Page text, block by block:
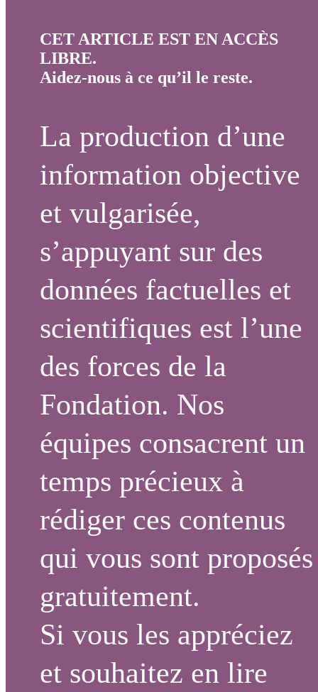
CET ARTICLE EST EN ACCÈS
LIBRE.
Aidez-nous à ce qu’il le reste.
La production d’une
information objective
et vulgarisée,
s’appuyant sur des
données factuelles et
scientifiques est l’une
des forces de la
Fondation. Nos
équipes consacrent un
temps précieux à
rédiger ces contenus
qui vous sont proposés
gratuitement.
Si vous les appréciez
et souhaitez en lire